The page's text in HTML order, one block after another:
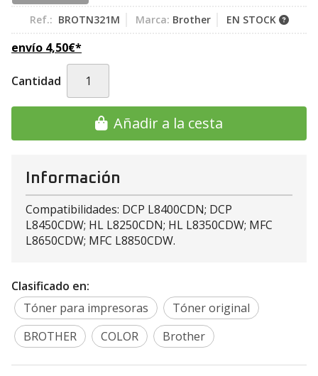
Ref.: BROTN321M Marca: Brother EN STOCK
envío 4,50€*
Cantidad
Añadir a la cesta
Información
Compatibilidades: DCP L8400CDN; DCP
L8450CDW; HL L8250CDN; HL L8350CDW; MFC
L8650CDW; MFC L8850CDW.
Clasificado en:
Tóner para impresoras
Tóner original
BROTHER
COLOR Brother